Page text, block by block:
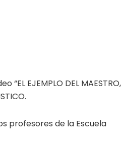
EJEMPLO DEL MAESTRO,
profesores de la Escuela